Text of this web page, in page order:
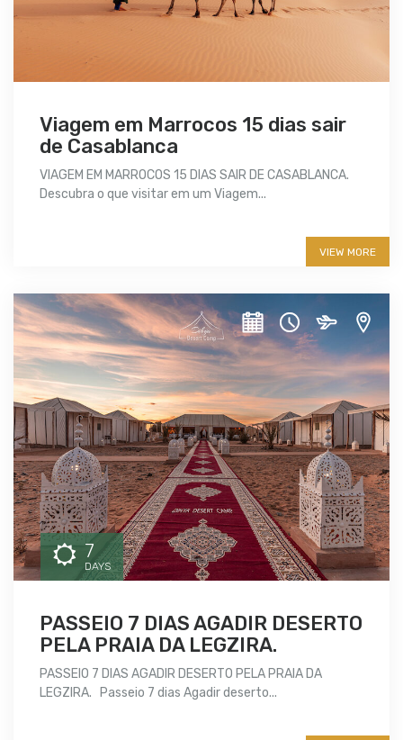
Viagem em Marrocos 15 dias sair
de Casablanca
VIAGEM EM MARROCOS 15 DIAS SAIR DE CASABLANCA.
Descubra o que visitar em um Viagem...
VIEW MORE
7
DAYS
PASSEIO 7 DIAS AGADIR DESERTO
PELA PRAIA DA LEGZIRA.
PASSEIO 7 DIAS AGADIR DESERTO PELA PRAIA DA
LEGZIRA. Passeio 7 dias Agadir deserto...